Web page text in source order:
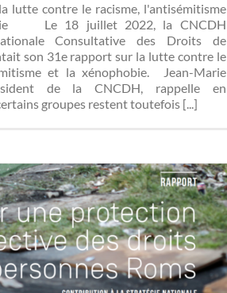
lutte contre le racisme, l'antisémitisme
Le 18 juillet 2022, la CNCDH
Consultative des Droits de
son 31e rapport sur la lutte contre le
et la xénophobie. Jean-Marie
de la CNCDH, rappelle en
groupes restent toutefois [...]